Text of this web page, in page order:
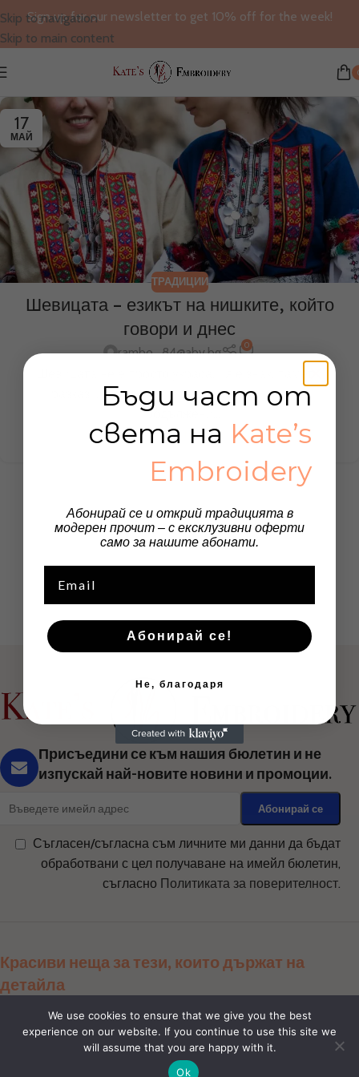
Skip to navigation
Skip to main content
Sign up for our newsletter to get 10% off for the week!
17
МАЙ
ТРАДИЦИИ
Шевицата – езикът на нишките, който
говори и днес
rambo_84@abv.bg 0
разказ, избродиран с търпение и смисъл. В
продължени...
Continue reading
Присъедини се към нашия бюлетин и не
изпускай най-новите новини и промоции.
Съгласен/съгласна съм личните ми данни да бъдат
обработвани с цел получаване на имейл бюлетин,
съгласно Политиката за поверителност.
Красиви неща за тези, които държат на
детайла
Магазин
We use cookies to ensure that we give you the best
experience on our website. If you continue to use this site we
will assume that you are happy with it.
Ok
Бъди част от
света на Kate’s
Embroidery
Абонирай се и открий традицията в
модерен прочит – с ексклузивни оферти
само за нашите абонати.
Абонирай се!
Не, благодаря